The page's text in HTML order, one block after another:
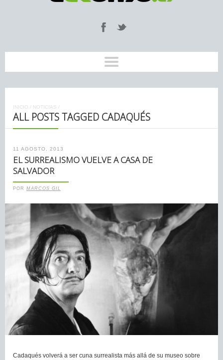
INICIO / NOTICIAS /
ALL POSTS TAGGED CADAQUÉS
11 AGOSTO, 2013
EL SURREALISMO VUELVE A CASA DE
SALVADOR
POR MARCOS GIL
Cadaqués volverá a ser cuna surrealista más allá de su museo sobre